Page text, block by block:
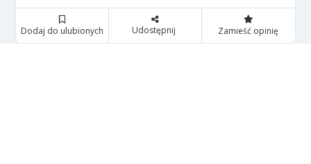
Dodaj do ulubionych Udostępnij Zamieść opinię